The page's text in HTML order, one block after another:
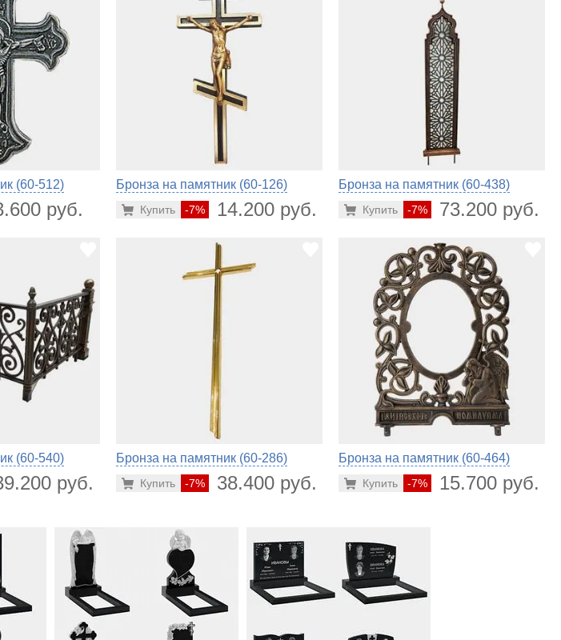
(60-512)
руб.
Бронза на памятник (60-126)
-7% 14.200 руб.
Купить
Бронза на памятник (60-438)
-7% 73.200 руб.
Купить
(60-540)
руб.
Бронза на памятник (60-286)
-7% 38.400 руб.
Купить
Бронза на памятник (60-464)
-7% 15.700 руб.
Купить